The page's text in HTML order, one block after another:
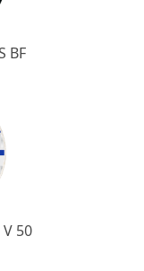
BF
50